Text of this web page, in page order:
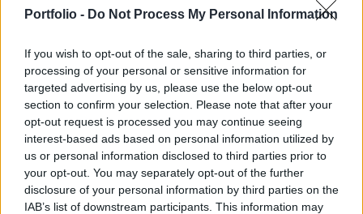
Portfolio - Do Not Process My Personal Information
If you wish to opt-out of the sale, sharing to third parties, or
processing of your personal or sensitive information for
targeted advertising by us, please use the below opt-out
section to confirm your selection. Please note that after your
opt-out request is processed you may continue seeing
interest-based ads based on personal information utilized by
us or personal information disclosed to third parties prior to
your opt-out. You may separately opt-out of the further
disclosure of your personal information by third parties on the
IAB’s list of downstream participants. This information may
felmérje, milyen kritériumokkal szűkíthető a
Pontos hatástanulmány, háttérszámítás nélkül tárgyalt az
ügyről szerdán a kormány és múlt héten a Fidesz-KDNP
egyaránt. A hírportál szerint a kormány tesztelni akarta a
reakciókat a bejelentéssel, és úgy gondolta, ha túl
kockázatosnak tűnik a lépés, finomít a javaslaton. Eddig az
alábbi szűkítéseket hajtotta végre a kormány: - a
bankoknak nem lesz kötelező...